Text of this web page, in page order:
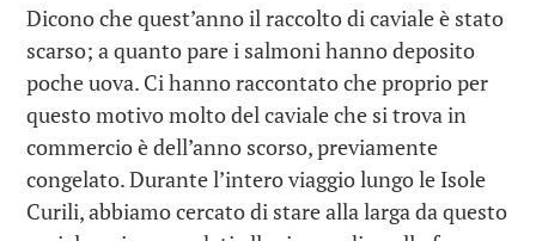
Dicono che quest’anno il raccolto di caviale è stato
scarso; a quanto pare i salmoni hanno deposito
poche uova. Ci hanno raccontato che proprio per
questo motivo molto del caviale che si trova in
commercio è dell’anno scorso, previamente
congelato. Durante l’intero viaggio lungo le Isole
Curili, abbiamo cercato di stare alla larga da questo